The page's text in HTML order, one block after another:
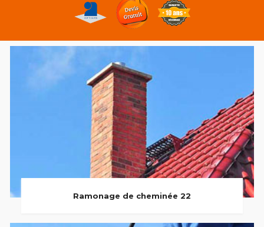
Ramonage de cheminée 22